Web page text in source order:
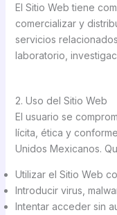
El Sitio Web tiene
comercializar y
servicios
laboratorio,
2. Uso del Sitio Web
El usuario se
lícita, ética y
Unidos Mexicanos.
Utilizar el Sitio Web
Introducir virus,
Intentar acceder sin